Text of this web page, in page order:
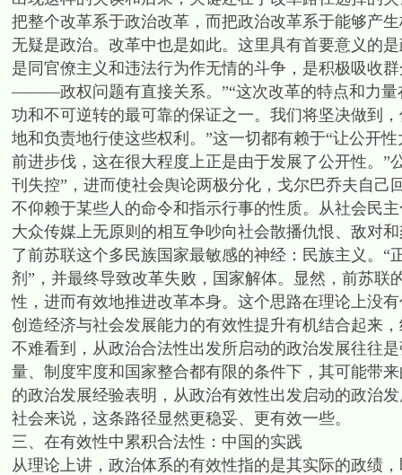
把整个改革系于政治改革，而把政治改革系于能够产
无疑是政治。改革中也是如此。这里具有首要意义的
是同官僚主义和违法行为作无情的斗争，是积极吸收
———政权问题有直接关系。”“这次改革的特点和力量
功和不可逆转的最可靠的保证之一。我们将坚决做到
地和负责地行使这些权利。”这一切都有赖于“让公开
前进步伐，这在很大程度上正是由于发展了公开性。
刊失控”，进而使社会舆论两极分化，戈尔巴乔夫自
不仰赖于某些人的命令和指示行事的性质。从社会民
大众传媒上无原则的相互争吵向社会散播仇恨、敌对
了前苏联这个多民族国家最敏感的神经：民族主义。
剂”，并最终导致改革失败，国家解体。显然，前苏
性，进而有效地推进改革本身。这个思路在理论上没
创造经济与社会发展能力的有效性提升有机结合起来
不难看到，从政治合法性出发所启动的政治发展往往
量、制度牢度和国家整合都有限的条件下，其可能带
的政治发展经验表明，从政治有效性出发启动的政治
社会来说，这条路径显然更稳妥、更有效一些。
三、在有效性中累积合法性：中国的实践
从理论上讲，政治体系的有效性指的是其实际的政绩